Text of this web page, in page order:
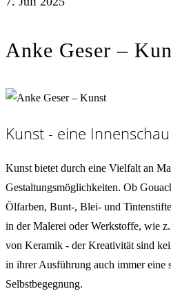
Anke Geser –
Kunst - eine Innenschau
Kunst bietet durch eine Vielfalt an
Gestaltungsmöglichkeiten. Ob
Ölfarben, Bunt-, Blei- und
in der Malerei oder Werkstoffe, wie
von Keramik - der Kreativität sind
in ihrer Ausführung auch immer eine
Selbstbegegnung.